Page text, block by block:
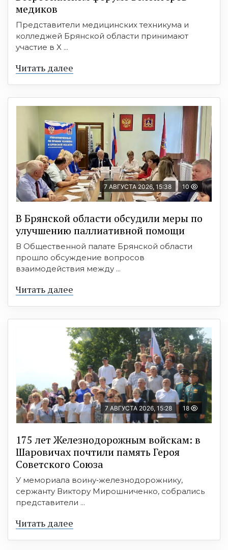
медиков
Представители медицинских техникума и
колледжей Брянской области принимают
участие в X ...
Читать далее
7 АВГУСТА 2026, 15:38 10
В Брянской области обсудили меры по
улучшению паллиативной помощи
В Общественной палате Брянской области
прошло обсуждение вопросов
взаимодействия между ...
Читать далее
7 АВГУСТА 2026, 15:28 18
175 лет Железнодорожным войскам: в
Шаровичах почтили память Героя
Советского Союза
У мемориала воину‑железнодорожнику,
сержанту Виктору Мирошниченко, собрались
представители ...
Читать далее